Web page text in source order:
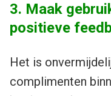
3. Maak
positieve
Het is
complimenten